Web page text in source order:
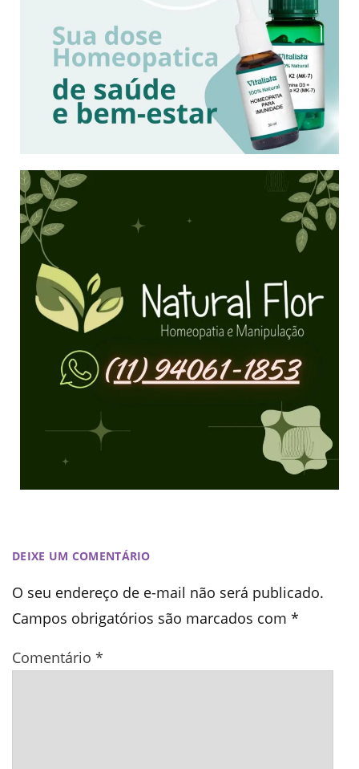
DEIXE UM COMENTÁRIO
O seu endereço de e-mail não será publicado.
Campos obrigatórios são marcados com *
Comentário *